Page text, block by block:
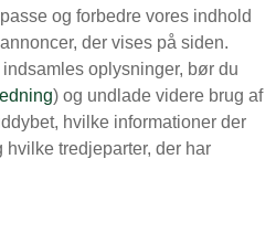
og forbedre vores indhold
der vises på siden.
oplysninger, bør du
) og undlade videre brug af
hvilke informationer der
tredjeparter, der har